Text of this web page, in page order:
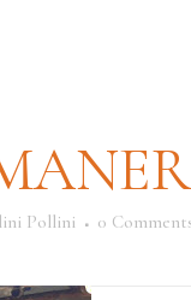
Pollini 0